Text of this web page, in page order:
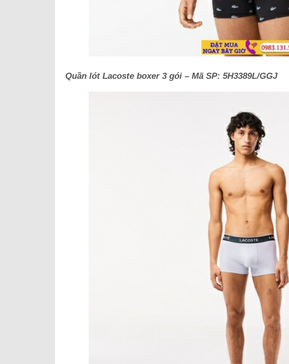
Quần lót Lacoste boxer 3 gói – Mã SP: 5H3389L/GGJ